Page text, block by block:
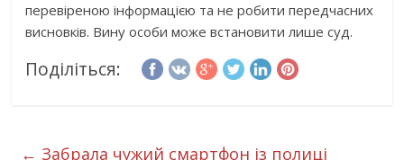
перевіреною інформацією та не робити передчасних
висновків. Вину особи може встановити лише суд.
Поділіться:
← Забрала чужий смартфон із полиці